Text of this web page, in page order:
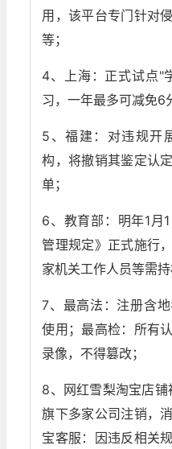
用，该平台专门针对
等；
4、上海：正式试点"
习，一年最多可减免6
5、福建：对违规开
构，将撤销其鉴定认
单；
6、教育部：明年1月
管理规定》正式施行
家机关工作人员等需
7、最高法：注册含
使用；最高检：所有
录像，不得篡改；
8、网红雪梨淘宝店铺
旗下多家公司注销，
宝客服：因违反相关